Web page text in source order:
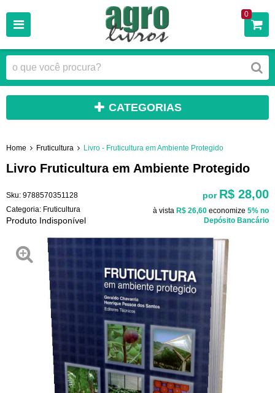
0
CATEGORIAS
Home Fruticultura Livro - Fruticultura em Ambiente Protegido
Livro Fruticultura em Ambiente Protegido
Sku: 9788570351128
Categoria: Fruticultura
Produto Indisponível
por R$ 28,00
à vista R$ 26,60 economize 5% no
Depósito Bancário